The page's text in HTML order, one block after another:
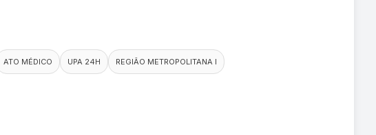
ATO MÉDICO UPA 24H REGIÃO METROPOLITANA I